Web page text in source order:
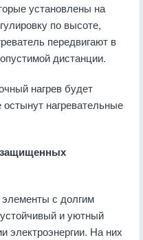
установлены на
по высоте,
передвигают в
дистанции.
нагрев будет
нагревательные
с долгим
и уютный
электроэнергии. На них